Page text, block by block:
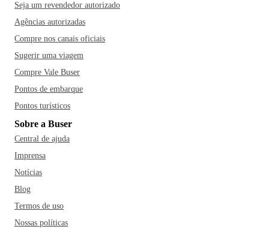
Seja um revendedor autorizado
Agências autorizadas
Compre nos canais oficiais
Sugerir uma viagem
Compre Vale Buser
Pontos de embarque
Pontos turísticos
Sobre a Buser
Central de ajuda
Imprensa
Notícias
Blog
Termos de uso
Nossas políticas